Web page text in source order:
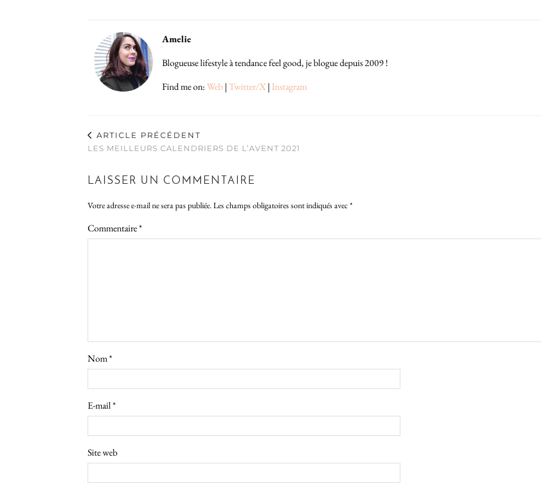
Amelie
Blogueuse lifestyle à tendance feel good, je blogue depuis 2009 !
Find me on:Web|Twitter/X| Instagram
ARTICLE PRÉCÉDENT
LES MEILLEURS CALENDRIERS DE L’AVENT 2021
LAISSER UN COMMENTAIRE
Votre adresse e-mail ne sera pas publiée.Les champs obligatoires sont indiqués avec *
Commentaire*
Nom*
E-mail*
Site web